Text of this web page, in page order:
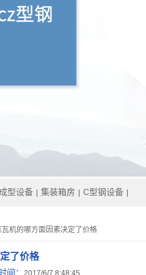
型设备 集装箱房 C型钢设备
瓦机的哪方面因素决定了价格
了价格
间： 2017/6/7 8:48:45